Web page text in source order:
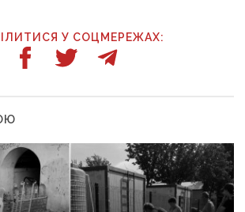
У СОЦМЕРЕЖАХ: